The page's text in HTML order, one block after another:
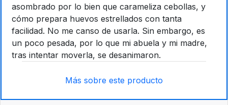
asombrado por lo bien que carameliza cebollas, y
cómo prepara huevos estrellados con tanta
facilidad. No me canso de usarla. Sin embargo, es
un poco pesada, por lo que mi abuela y mi madre,
tras intentar moverla, se desanimaron.
Más sobre este producto